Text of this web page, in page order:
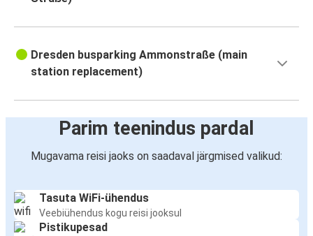
Dresden busparking Ammonstraße (main
station replacement)
Parim teenindus pardal
Mugavama reisi jaoks on saadaval järgmised valikud:
Tasuta WiFi-ühendus
Veebiühendus kogu reisi jooksul
Pistikupesad